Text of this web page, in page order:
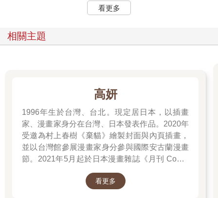
聽到這裡，沙斯塔就站起來，躡手躡腳地走開了。他已經聽夠
了，他經常聽到村子裡的人討價還價，所以他很清楚這是怎麼回
十枚少的價錢把他賣掉，但他和「大公」得花上好幾個鐘頭才能
達成協議。
十足的陌生人，說不定會比厄西西仁慈一些。另外，剛才他聽到
自己居然是厄西西在一艘小船上撿來的，心裡雖然十分激動，但
同時也有一種鬆了一口氣的感覺。他常常會感到有些良心不安，
因為他過去不論多麼努力，就是死都沒辦法真心去愛這個漁夫，
而他知道，一個好男孩應該深愛自己的父親。現在他已曉得，他
跟厄西西顯然沒半點兒血緣關係。這使他終於卸下了心裡的重
擔。「哎呀，我有可能是任何人呢！」他心想，「我說不定是某
位『大公』的兒子—或是太洛帝（願吾皇萬壽無疆）的兒子—甚
至還可能是神的兒子咧！」
他就這樣站在小屋前的草地上胡思亂想。暮色迅速落下，天空已
看更多
相關主題
高妍
1996年生於台灣、台北。現定居日本，以插畫
家、漫畫家身分在台灣、日本發表作品。2020年
受邀為村上春樹《棄貓》繪製封面與內頁插畫，
並以台灣館參展漫畫家身分參與國際安古蘭漫畫
節。2021年5月起於日本漫畫雜誌《月刊 Comic
於2022年5月於台日同步發行單行本，爾後獲得
看更多